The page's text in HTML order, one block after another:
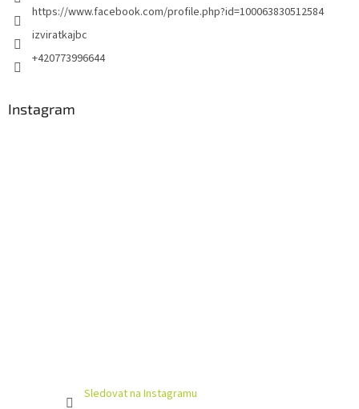
https://www.facebook.com/profile.php?id=100063830512584
izviratkajbc
+420773996644
Instagram
Sledovat na Instagramu